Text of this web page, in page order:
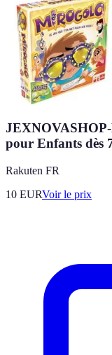
pour Enfants dès
Rakuten FR
10 EURVoir le prix